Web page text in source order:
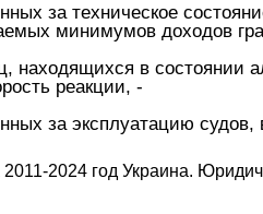
за техническое
минимумов доходов
в состоянии
реакции, -
за эксплуатацию
2011-2024 год Украина.